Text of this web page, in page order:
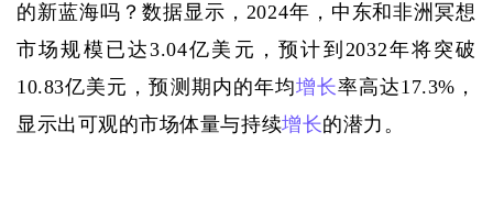
的新蓝海吗？数据显示， 2024年，中东和非洲冥想
市场规模已达3.04亿美元，预计到2032年将突破
10.83亿美元，预测期内的年均增长率高达17.3%，
显示出可观的市场体量与持续增长的潜力。